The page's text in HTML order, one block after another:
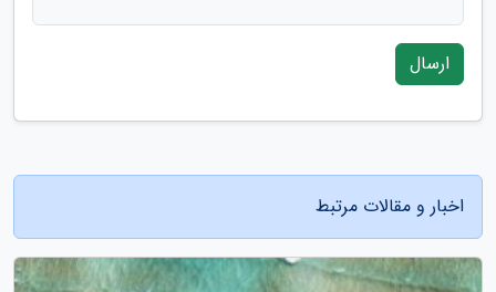
ارسال
اخبار و مقالات مرتبط